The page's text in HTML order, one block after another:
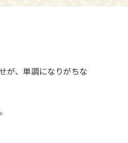
が、単調になりがちな